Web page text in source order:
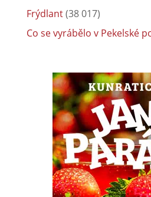
Frýdlant(38 017)
Co se vyrábělo v Pekelské